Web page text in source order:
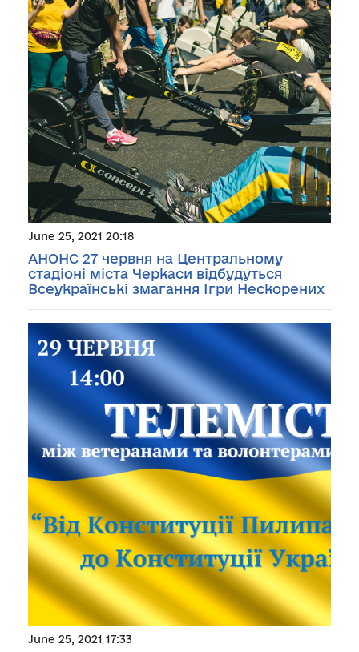
June 25, 2021 20:18
АНОНС 27 червня на Центральному
стадіоні міста Черкаси відбудуться
Всеукраїнські змагання Ігри Нескорених
June 25, 2021 17:33